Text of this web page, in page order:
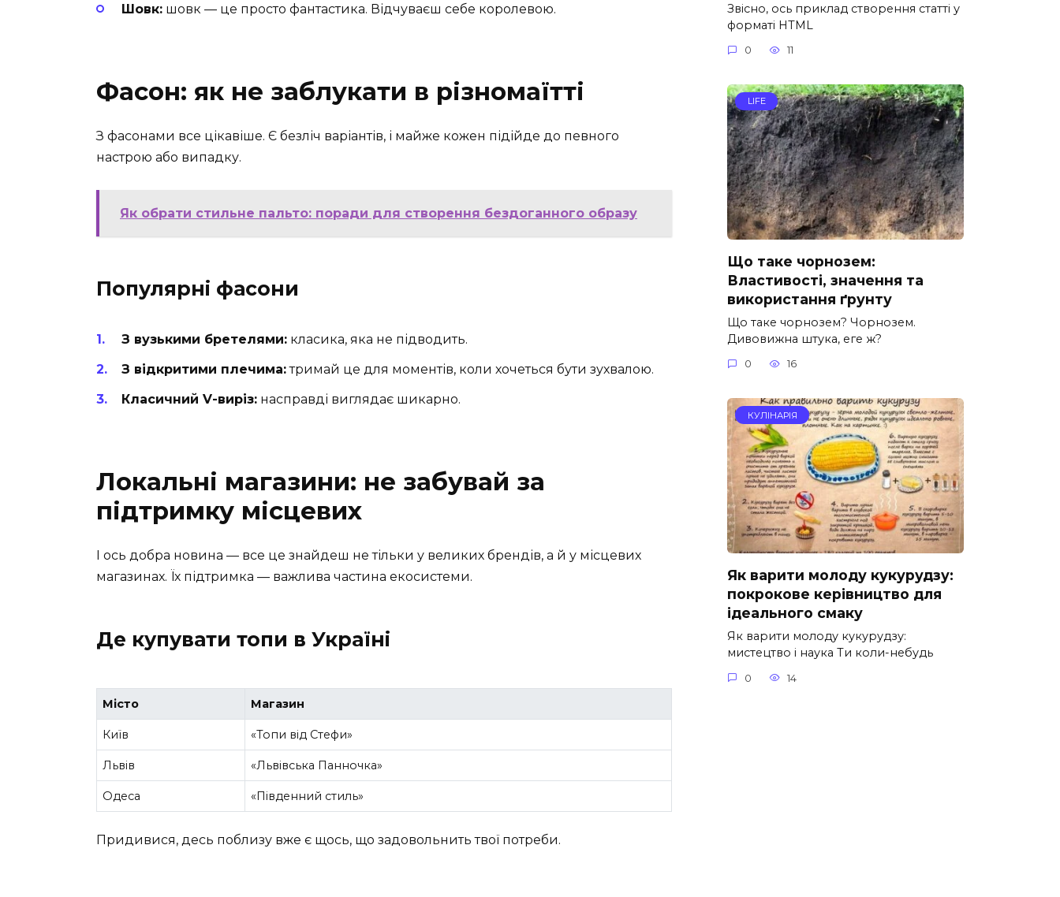
Шовк: шовк — це просто фантастика. Відчуваєш себе королевою.
Фасон: як не заблукати в різномаїтті
З фасонами все цікавіше. Є безліч варіантів, і майже кожен підійде до певного
настрою або випадку.
Як обрати стильне пальто: поради для створення бездоганного образу
Популярні фасони
З вузькими бретелями: класика, яка не підводить.
З відкритими плечима:тримай це для моментів, коли хочеться бути зухвалою.
Класичний V-виріз: насправді виглядає шикарно.
Локальні магазини: не забувай за
підтримку місцевих
І ось добра новина — все це знайдеш не тільки у великих брендів, а й у місцевих
магазинах. Їх підтримка — важлива частина екосистеми.
Де купувати топи в Україні
Місто Магазин
Київ «Топи від Стефи»
Львів «Львівська Панночка»
Одеса «Південний стиль»
Придивися, десь поблизу вже є щось, що задовольнить твої потреби.
Звісно, ось приклад створення статті у
форматі HTML
0 11
LIFE
Що таке чорнозем:
Властивості, значення та
використання ґрунту
Що таке чорнозем? Чорнозем.
Дивовижна штука, еге ж?
0 16
КУЛІНАРІЯ
Як варити молоду кукурудзу:
покрокове керівництво для
ідеального смаку
Як варити молоду кукурудзу:
мистецтво і наука Ти коли-небудь
0 14